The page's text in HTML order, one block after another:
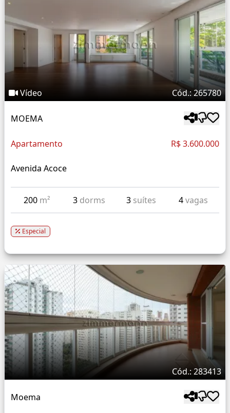
Vídeo Cód.: 265780
MOEMA
Apartamento R$ 3.600.000
Avenida Acoce
200 m² 3 dorms 3 suítes 4vagas
Especial
Cód.: 283413
Moema